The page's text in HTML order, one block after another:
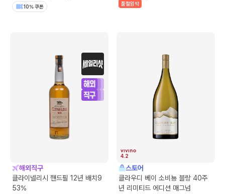
10% 쿠폰 품절임박
해외직구
클라이넬리시 핸드필 12년 배치9
53%
4.2
스토어
클라우디 베이 소비뇽 블랑 40주
년 리미티드 에디션 매그넘